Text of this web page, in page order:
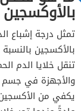
بالأوكسجين
تمثل درجة إشباع
بالأكسجين
تنقل خلايا الدم
والأجهزة في جسم
يكفي من